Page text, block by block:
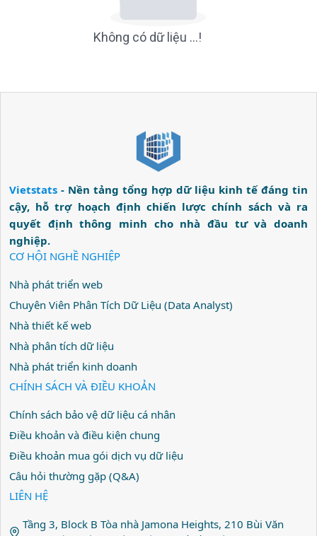
Không có dữ liệu ...!
Vietstats - Nền tảng tổng hợp dữ liệu kinh tế đáng tin
cậy, hỗ trợ hoạch định chiến lược chính sách và ra
quyết định thông minh cho nhà đầu tư và doanh
nghiệp.
CƠ HỘI NGHỀ NGHIỆP
Nhà phát triển web
Chuyên Viên Phân Tích Dữ Liệu (Data Analyst)
Nhà thiết kế web
Nhà phân tích dữ liệu
Nhà phát triển kinh doanh
CHÍNH SÁCH VÀ ĐIỀU KHOẢN
Chính sách bảo vệ dữ liệu cá nhân
Điều khoản và điều kiện chung
Điều khoản mua gói dịch vụ dữ liệu
Câu hỏi thường gặp (Q&A)
LIÊN HỆ
Tầng 3, Block B Tòa nhà Jamona Heights, 210 Bùi Văn